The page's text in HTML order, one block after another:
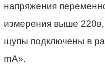
напряжения
измерения выше
щупы подключены в
mA».